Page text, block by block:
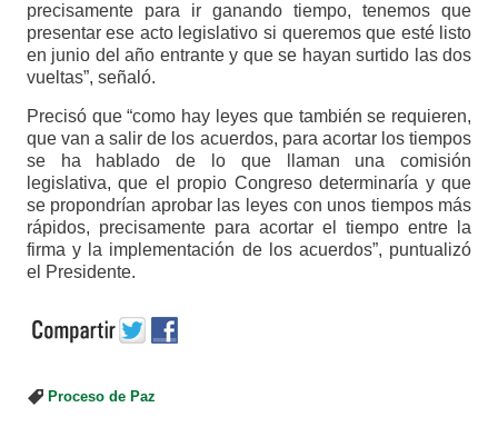
precisamente para ir ganando tiempo, tenemos que
presentar ese acto legislativo si queremos que esté listo
en junio del año entrante y que se hayan surtido las dos
vueltas”, señaló.
Precisó que “como hay leyes que también se requieren,
que van a salir de los acuerdos, para acortar los tiempos
se ha hablado de lo que llaman una comisión
legislativa, que el propio Congreso determinaría y que
se propondrían aprobar las leyes con unos tiempos más
rápidos, precisamente para acortar el tiempo entre la
firma y la implementación de los acuerdos”, puntualizó
el Presidente.
Proceso de Paz